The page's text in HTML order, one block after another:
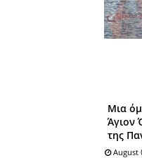
Μια
Άγιον
της
August